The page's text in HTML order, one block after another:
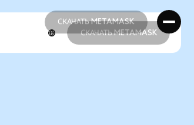
СКАЧАТЬ METAMASK
СКАЧАТЬ METAMASK
СКАЧАТЬ METAMASK